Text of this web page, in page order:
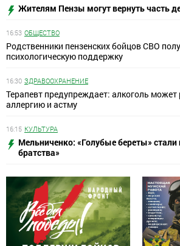
Жителям Пензы могут вернуть часть
16:53 ОБЩЕСТВО
Родственники пензенских бойцов СВО
психологическую поддержку
16:30 ЗДРАВООХРАНЕНИЕ
Терапевт предупреждает: алкоголь может
аллергию и астму
16:15 КУЛЬТУРА
Мельниченко: «Голубые береты» стали
братства»